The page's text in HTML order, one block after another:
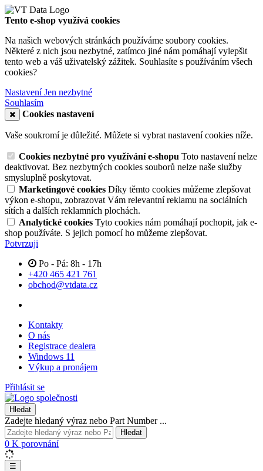
Tento e-shop využívá cookies
Na našich webových stránkách používáme soubory cookies.
Některé z nich jsou nezbytné, zatímco jiné nám pomáhají vylepšit
tento web a váš uživatelský zážitek. Souhlasíte s používáním všech
cookies?
NastaveníJen nezbytné
Souhlasím
Cookies nastavení
Vaše soukromí je důležité. Můžete si vybrat nastavení cookies níže.
Cookies nezbytné pro využívání e-shopu Toto nastavení nelze
deaktivovat. Bez nezbytných cookies souborů nelze naše služby
smysluplně poskytovat.
Marketingové cookies Díky těmto cookies můžeme zlepšovat
výkon e-shopu, zobrazovat Vám relevantní reklamu na sociálních
sítích a dalších reklamních plochách.
Analytické cookies Tyto cookies nám pomáhají pochopit, jak e-
shop používáte. S jejich pomocí ho můžeme zlepšovat.
Potvrzuji
Po - Pá: 8h - 17h
+420 465 421 761
obchod@vtdata.cz
Kontakty
O nás
Registrace dealera
Windows 11
Výkup a pronájem
Přihlásit se
Hledat
Zadejte hledaný výraz nebo Part Number ...
Hledat
0 K porovnání
☰